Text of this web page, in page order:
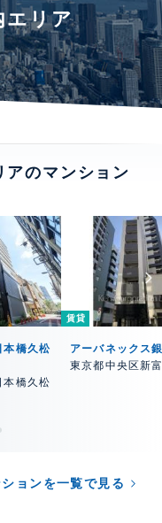
エリア
アのマンション
本橋久松
本橋久松
賃貸
アーバネックス
東京都中央区新
ョンを一覧で見る